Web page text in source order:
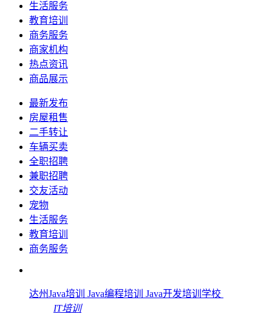
生活服务
教育培训
商务服务
商家机构
热点资讯
商品展示
最新发布
房屋租售
二手转让
车辆买卖
全职招聘
兼职招聘
交友活动
宠物
生活服务
教育培训
商务服务
达州Java培训 Java编程培训 Java开发培训学校
IT培训